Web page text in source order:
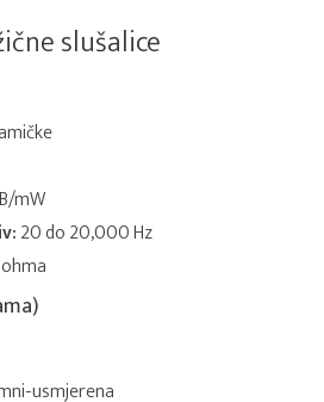
slušalice
mW
20 do 20,000 Hz
usmjerena